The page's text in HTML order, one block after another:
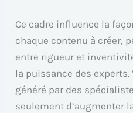
Ce cadre influence la
chaque contenu à créer,
entre rigueur et
la puissance des experts.
généré par des
seulement d’augmenter